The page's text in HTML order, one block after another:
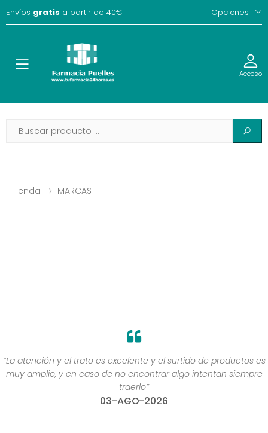
Envíos gratis a partir de 40€ Opciones
Toggle Acceso
Tienda MARCAS
“La atención y el trato es excelente y el surtido de productos es
muy amplio, y en caso de no encontrar algo intentan siempre
traerlo”
03-AGO-2026